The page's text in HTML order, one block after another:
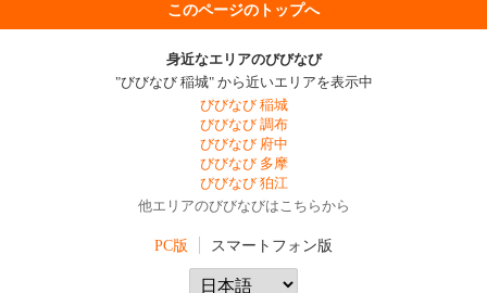
このページのトップへ
身近なエリアのびびなび
"びびなび 稲城" から近いエリアを表示中
びびなび 稲城
びびなび 調布
びびなび 府中
びびなび 多摩
びびなび 狛江
他エリアのびびなびはこちらから
PC版 スマートフォン版